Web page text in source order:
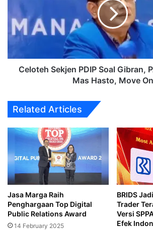
Gibran,
PAN:
Ayo
Mas
Hasto,Celoteh Sekjen PDIP Soal Gibran,
Mas Hasto, Move On
Related Articles
Jasa Marga Raih
Penghargaan Top Digital
Public Relations Award
14 February 2025
BRIDS
Trader
Versi
Efek